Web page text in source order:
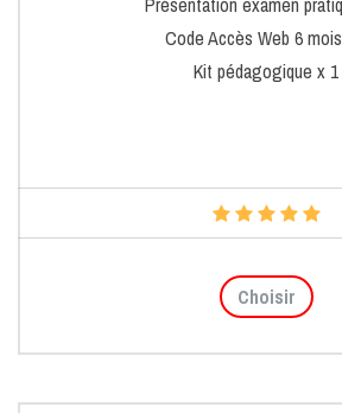
Code Accès Web 6
Kit pédagogique x 1
Choisir